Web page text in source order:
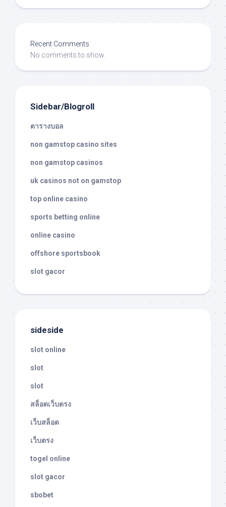
Recent Comments
No comments to show.
Sidebar/Blogroll
ตารางบอล
non gamstop casino sites
non gamstop casinos
uk casinos not on gamstop
top online casino
sports betting online
online casino
offshore sportsbook
slot gacor
sideside
slot online
slot
slot
สล็อตเว็บตรง
เว็บสล็อต
เว็บตรง
togel online
slot gacor
sbobet